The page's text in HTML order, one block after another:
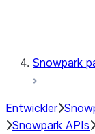
Snowpark
Entwickler
Snowpark APIs